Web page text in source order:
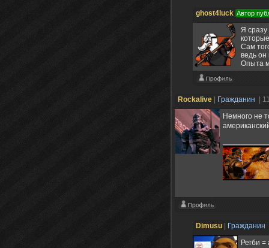
ghost4luck Автор
Я сразу
Сам
ведь он
Опыта
Rockalive Гражданин
|
Немного не
Dimusu Гражданин
Регби